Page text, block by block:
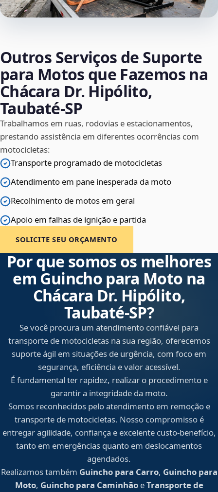
Outros Serviços de Suporte
para Motos que Fazemos na
Chácara Dr. Hipólito,
Taubaté‑SP
Trabalhamos em ruas, rodovias e estacionamentos,
prestando assistência em diferentes ocorrências com
motocicletas:
Transporte programado de motocicletas
Atendimento em pane inesperada da moto
Recolhimento de motos em geral
Apoio em falhas de ignição e partida
SOLICITE SEU ORÇAMENTO
Por que somos os melhores
em Guincho para Moto na
Chácara Dr. Hipólito,
Taubaté‑SP?
Se você procura um atendimento confiável para
transporte de motocicletas na sua região, oferecemos
suporte ágil em situações de urgência, com foco em
segurança, eficiência e valor acessível.
É fundamental ter rapidez, realizar o procedimento e
garantir a integridade da moto.
Somos reconhecidos pelo atendimento em remoção e
transporte de motocicletas. Nosso compromisso é
entregar agilidade, confiança e excelente custo-benefício,
tanto em emergências quanto em deslocamentos
agendados.
Realizamos também Guincho para Carro, Guincho para
Moto, Guincho para CaminhãoeTransporte de